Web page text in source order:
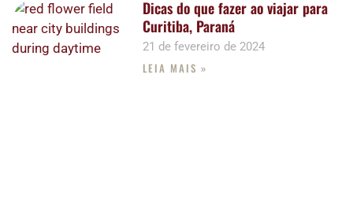
Dicas do que fazer ao viajar para
Curitiba, Paraná
21 de fevereiro de 2024
LEIA MAIS »